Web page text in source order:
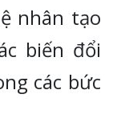
nhân tạo
biến đổi
các bức